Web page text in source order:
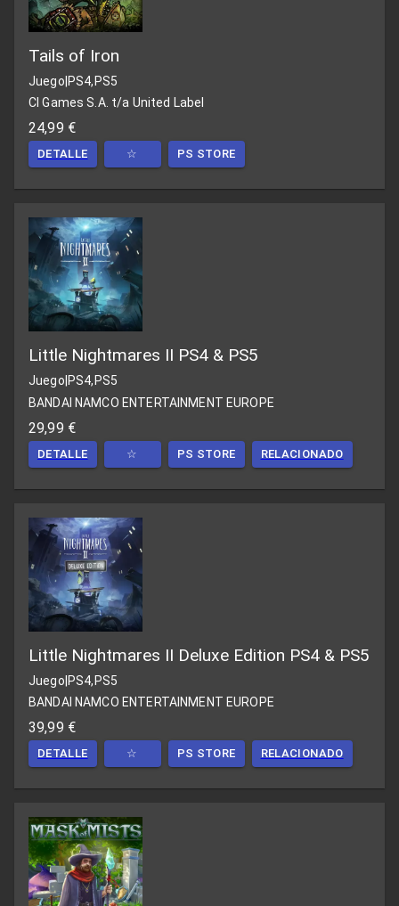
Tails of Iron
Juego|PS4,PS5
CI Games S.A. t/a United Label
24,99 €
DETALLE ☆ PS STORE
Little Nightmares II PS4 & PS5
Juego PS4,PS5
BANDAI NAMCO ENTERTAINMENT EUROPE
29,99 €
DETALLE ☆ PS STORE RELACIONADO
Little Nightmares II Deluxe Edition PS4 & PS5
Juego|PS4,PS5
BANDAI NAMCO ENTERTAINMENT EUROPE
39,99 €
DETALLE ☆ PS STORE RELACIONADO